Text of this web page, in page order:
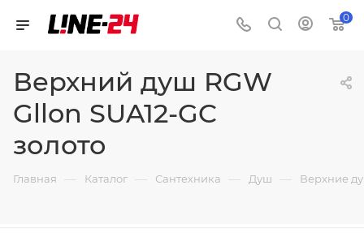
0
Верхний душ RGW
Gllon SUA12-GC
золото
Главная — Каталог — Сантехника — Душ — Верхние